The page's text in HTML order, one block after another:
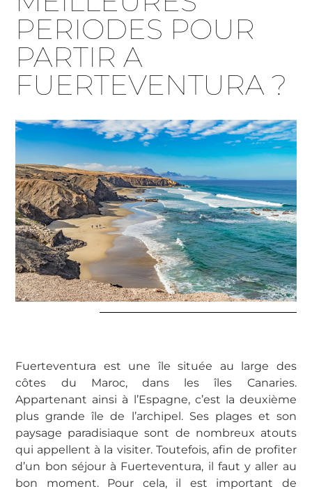
PERIODES POUR
PARTIR A
FUERTEVENTURA ?
Fuerteventura est une île située au large des
côtes du Maroc, dans les îles Canaries.
Appartenant ainsi à l’Espagne, c’est la deuxième
plus grande île de l’archipel. Ses plages et son
paysage paradisiaque sont de nombreux atouts
qui appellent à la visiter. Toutefois, afin de profiter
d’un bon séjour à Fuerteventura, il faut y aller au
bon moment. Pour cela, il est important de